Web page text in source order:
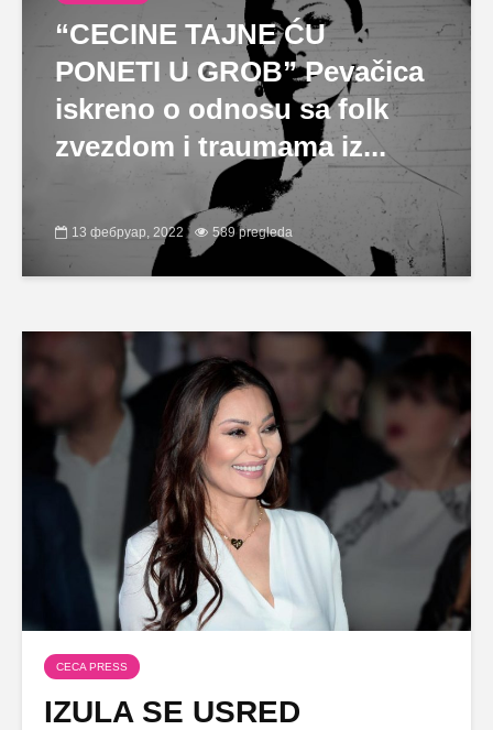
“CECINE TAJNE ĆU
PONETI U GROB” Pevačica
iskreno o odnosu sa folk
zvezdom i traumama iz...
13 фебруар, 2022 589 pregleda
CECA PRESS
IZULA SE USRED